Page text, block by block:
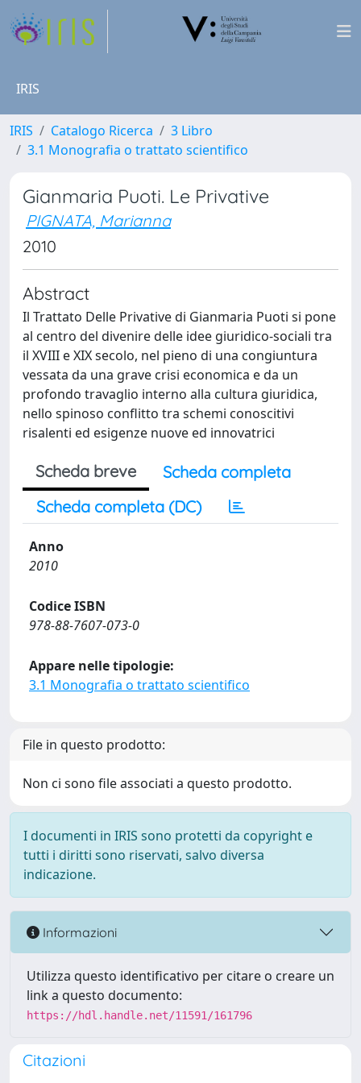
IRIS
IRIS Catalogo Ricerca
3 Libro
3.1 Monografia o trattato scientifico
Gianmaria Puoti. Le Privative
PIGNATA, Marianna
2010
Abstract
Il Trattato Delle Privative di Gianmaria Puoti si pone
al centro del divenire delle idee giuridico-sociali tra
il XVIII e XIX secolo, nel pieno di una congiuntura
vessata da una grave crisi economica e da un
profondo travaglio interno alla cultura giuridica,
nello spinoso conflitto tra schemi conoscitivi
risalenti ed esigenze nuove ed innovatrici
Scheda breve
Scheda completa
Scheda completa (DC)
Anno
2010
Codice ISBN
978-88-7607-073-0
Appare nelle tipologie:
3.1 Monografia o trattato scientifico
File in questo prodotto:
Non ci sono file associati a questo prodotto.
I documenti in IRIS sono protetti da copyright e
tutti i diritti sono riservati, salvo diversa
indicazione.
Informazioni
Utilizza questo identificativo per citare o creare un
link a questo documento:
https://hdl.handle.net/11591/161796
Citazioni